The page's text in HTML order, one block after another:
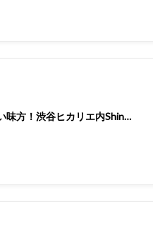
味方！渋谷ヒカリエ内Shin…